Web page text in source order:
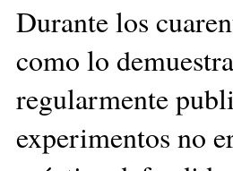
Durante los
como lo
regularmente
experimentos no